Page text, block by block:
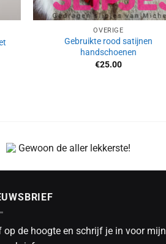
OVERIGE
Gebruikte rood satijnen
handschoenen
€25.00
Gewoon de aller lekkerste!
op de hoogte en schrijf je in voor mijn